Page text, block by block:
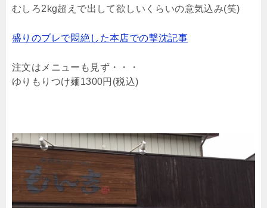
むしろ2kg超えで出して欲しいくらいの意気込み(笑)
盛りのブレで悶絶した本店での撃沈記事
注文はメニューも見ず・・・
ゆりもりつけ麺1300円(税込)